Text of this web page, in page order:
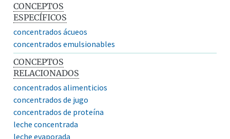
CONCEPTOS
ESPECÍFICOS
concentrados ácueos
concentrados emulsionables
CONCEPTOS
RELACIONADOS
concentrados alimenticios
concentrados de jugo
concentrados de proteína
leche concentrada
leche evaporada